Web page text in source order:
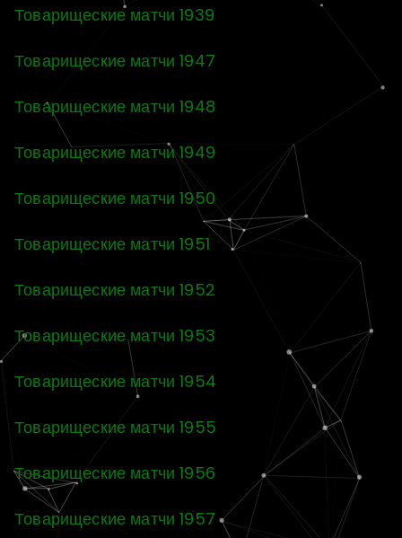
Товарищеские матчи 1939
Товарищеские матчи 1947
Товарищеские матчи 1948
Товарищеские матчи 1949
Товарищеские матчи 1950
Товарищеские матчи 1951
Товарищеские матчи 1952
Товарищеские матчи 1953
Товарищеские матчи 1954
Товарищеские матчи 1955
Товарищеские матчи 1956
Товарищеские матчи 1957